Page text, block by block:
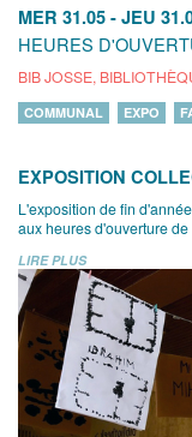
MER 31.05 - JEU
HEURES
BIB JOSSE,
COMMUNAL EXPO
EXPOSITION
L'exposition de fin
aux heures d'ouverture
LIRE PLUS